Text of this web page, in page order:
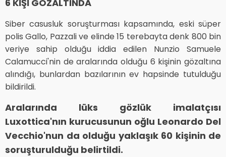
6 KİŞİ GÖZALTINDA
Siber casusluk soruşturması kapsamında, eski süper
polis Gallo, Pazzali ve elinde 15 terebayta denk 800 bin
veriye sahip olduğu iddia edilen Nunzio Samuele
Calamucci'nin de aralarında olduğu 6 kişinin gözaltına
alındığı, bunlardan bazılarının ev hapsinde tutulduğu
bildirildi.
Aralarında lüks gözlük imalatçısı
Luxottica'nın kurucusunun oğlu Leonardo Del
Vecchio'nun da olduğu yaklaşık 60 kişinin de
soruşturulduğu belirtildi.